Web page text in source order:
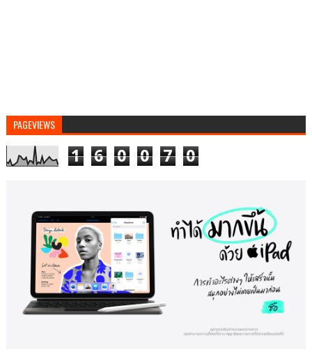
PAGEVIEWS
1 6 0 0 7 0